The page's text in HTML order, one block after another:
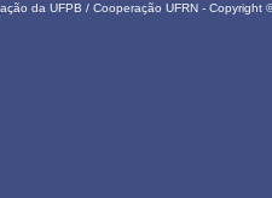
da UFPB / Cooperação UFRN -